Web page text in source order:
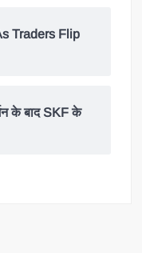
Traders Flip
के बाद SKF के